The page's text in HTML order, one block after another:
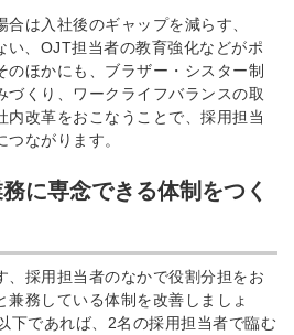
は入社後のギャップを減らす、
い、OJT担当者の教育強化などがポ
のほかにも、ブラザー・シスター制
づくり、ワークライフバランスの取
内改革をおこなうことで、採用担当
ながります。
に専念できる体制をつく
、採用担当者のなかで役割分担をお
兼務している体制を改善しましょ
下であれば、2名の採用担当者で臨む